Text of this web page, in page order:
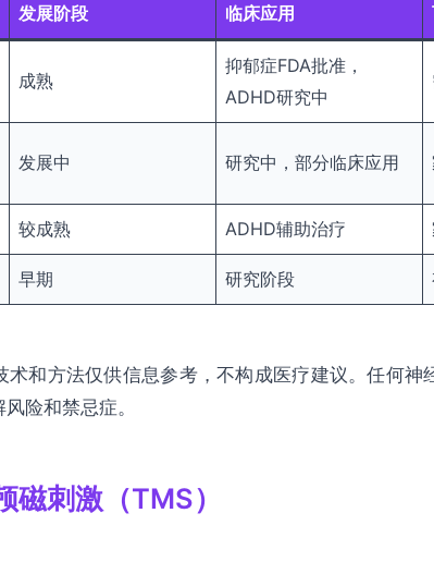
发展阶段 临床应用
成熟
抑郁症FDA批准，
ADHD研究中
发展中 研究中，部分临床应用
较成熟 ADHD辅助治疗
早期 研究阶段
术和方法仅供信息参考，不构成医疗建议。任何神
险和禁忌症。
磁刺激（TMS）